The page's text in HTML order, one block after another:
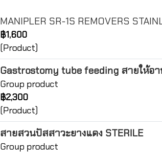
MANIPLER SR-1S REMOVERS
฿1,600
(Product)
Gastrostomy tube feeding สายให้อ
Group product
฿2,300
(Product)
สายสวนปัสสาวะยางแดง STERILE
Group product